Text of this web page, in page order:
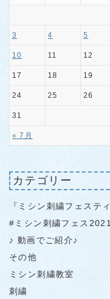
« 7月
3 4 5
10 11 12
17 18 19
24 25 26
31
カテゴリー
『ミシン刺繍フェステ
#ミシン刺繍フェス2021
♪ 動画でご紹介♪
その他
ミシン刺繍教室
刺繍